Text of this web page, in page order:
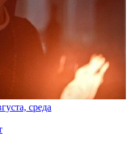
среда